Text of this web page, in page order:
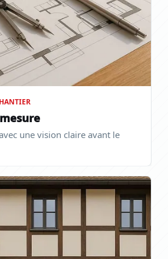
une vision claire avant le